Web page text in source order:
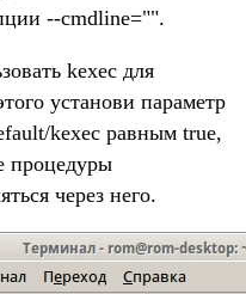
--cmdline="".
kexec для
установи параметр
kexec равным true,
процедуры
через него.